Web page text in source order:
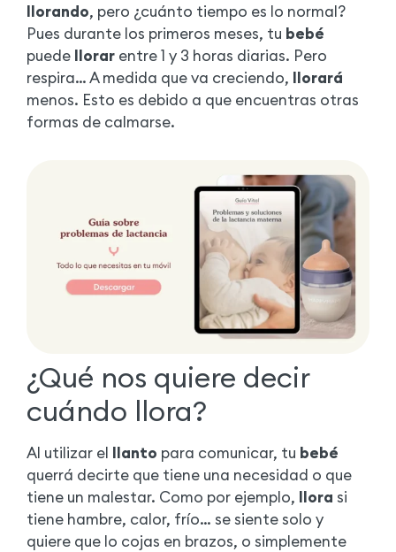
llorando, pero ¿cuánto tiempo es lo normal?
Pues durante los primeros meses, tu bebé
puede llorar entre 1 y 3 horas diarias. Pero
respira… A medida que va creciendo, llorará
menos. Esto es debido a que encuentras otras
formas de calmarse.
¿Qué nos quiere decir
cuándo llora?
Al utilizar el llanto para comunicar, tu bebé
querrá decirte que tiene una necesidad o que
tiene un malestar. Como por ejemplo, llora si
tiene hambre, calor, frío… se siente solo y
quiere que lo cojas en brazos, o simplemente